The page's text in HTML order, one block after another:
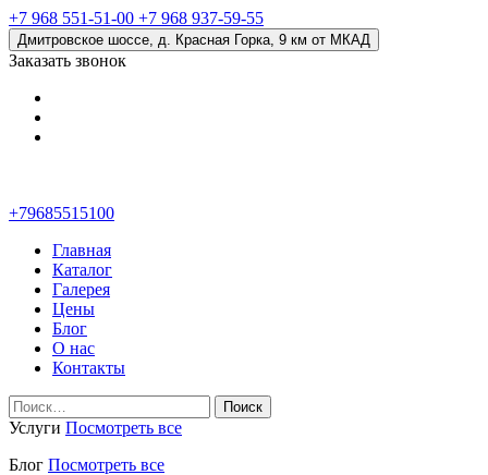
+7 968 551-51-00 +7 968 937-59-55
Дмитровское шоссе, д. Красная Горка, 9 км от МКАД
Заказать звонок
+79685515100
Главная
Каталог
Галерея
Цены
Блог
О нас
Контакты
Найти:
Услуги Посмотреть все
Блог Посмотреть все